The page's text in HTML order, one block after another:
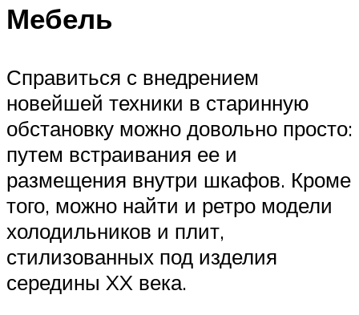
Мебель
Справиться с внедрением
новейшей техники в старинную
обстановку можно довольно просто:
путем встраивания ее и
размещения внутри шкафов. Кроме
того, можно найти и ретро модели
холодильников и плит,
стилизованных под изделия
середины XX века.